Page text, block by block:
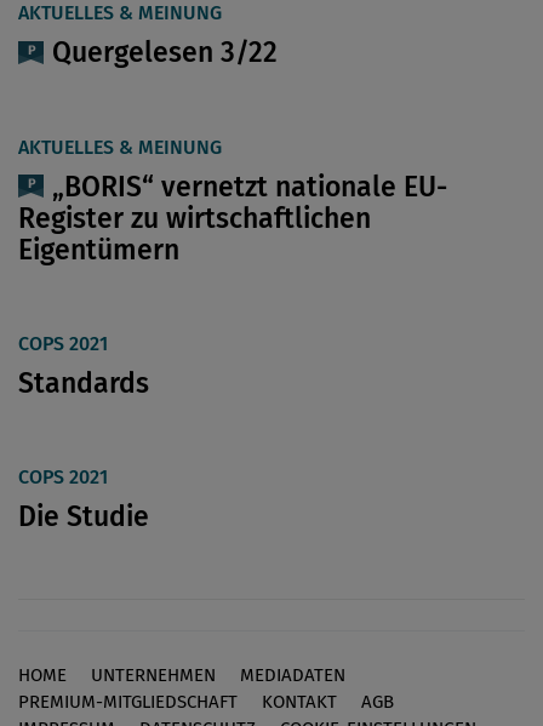
AKTUELLES & MEINUNG
Quergelesen 3/22
AKTUELLES & MEINUNG
„BORIS“ vernetzt nationale EU-
Register zu wirtschaftlichen
Eigentümern
COPS 2021
Standards
COPS 2021
Die Studie
Footer
HOME UNTERNEHMEN
MEDIADATEN
PREMIUM-MITGLIEDSCHAFT
KONTAKT
AGB